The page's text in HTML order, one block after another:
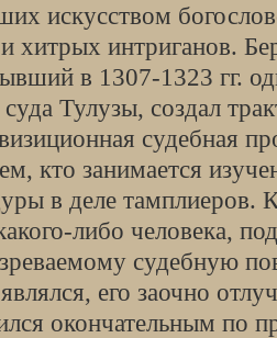
искусством
хитрых интриганов.
в 1307-1323 гг.
Тулузы, создал
судебная
кто занимается
в деле тамплиеров.
либо человека,
судебную
его заочно
окончательным по